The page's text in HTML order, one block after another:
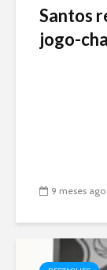
Santos
jogo-
9 meses ago